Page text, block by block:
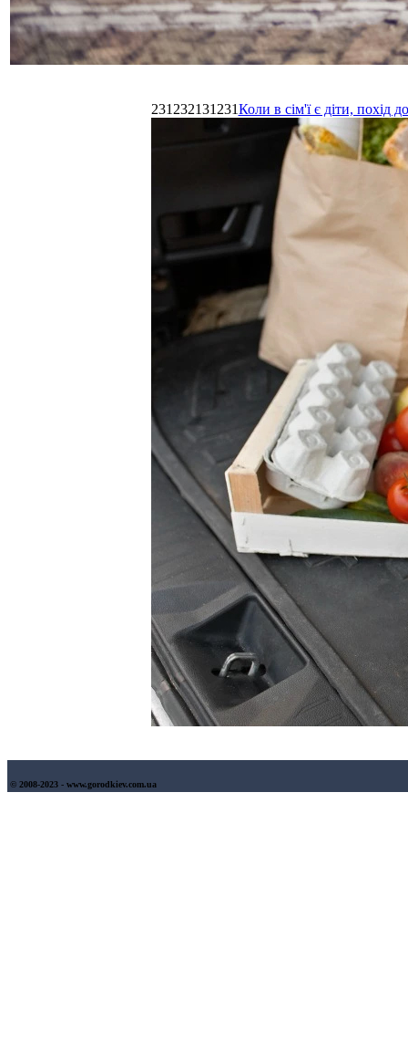
231232131231Коли в сім'ї є діти,
© 2008-2023 - www.gorodkiev.com.ua